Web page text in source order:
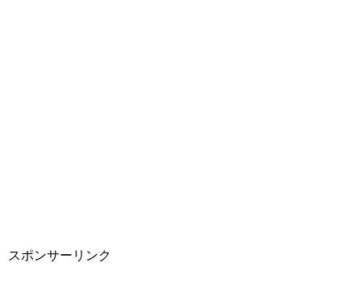
スポンサーリンク